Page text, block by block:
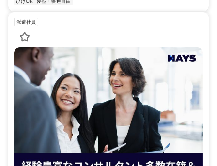
ひげOK 髪型・髪色自由
派遣社員